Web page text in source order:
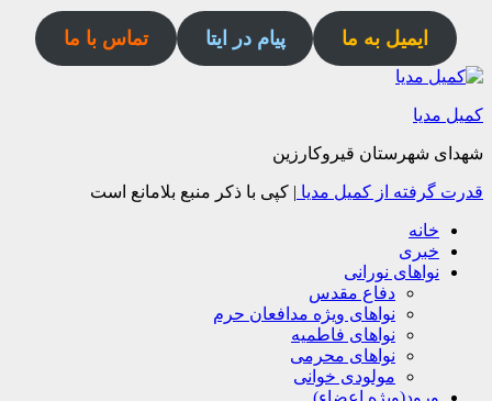
ایمیل به ما پیام در ایتا تماس با ما
کمیل مدیا
شهدای شهرستان قیروکارزین
قدرت گرفته از کمیل مدیا | کپی با ذکر منبع بلامانع است
خانه
خبری
نواهای نورانی
دفاع مقدس
نواهای ویژه مدافعان حرم
نواهای فاطمیه
نواهای محرمی
مولودی خوانی